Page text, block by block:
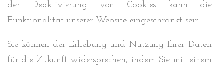
der Deaktivierung von Cookies kann die
Funktionalität unserer Website eingeschränkt sein.
Sie können der Erhebung und Nutzung Ihrer Daten
für die Zukunft widersprechen, indem Sie mit einem